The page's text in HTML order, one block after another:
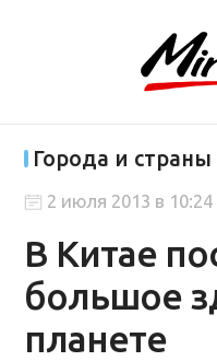
Города и страны
В Китае
большое
планете
2 июля 2013 в 10:24